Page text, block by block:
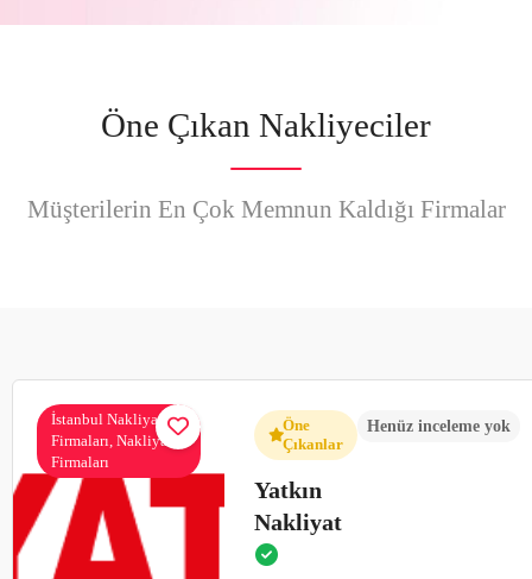
Öne Çıkan Nakliyeciler
Müşterilerin En Çok Memnun Kaldığı Firmalar
İstanbul Nakliyat
Firmaları, Nakliyat
Firmaları
Öne
Çıkanlar
Yatkın
Nakliyat
Henüz inceleme yok